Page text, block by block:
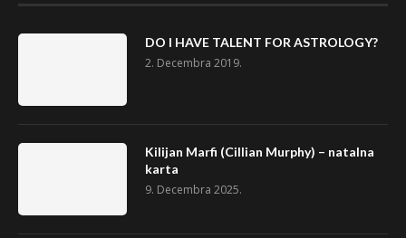
DO I HAVE TALENT FOR ASTROLOGY?
2. Decembra 2019.
Kilijan Marfi (Cillian Murphy) – natalna
karta
9. Decembra 2025.